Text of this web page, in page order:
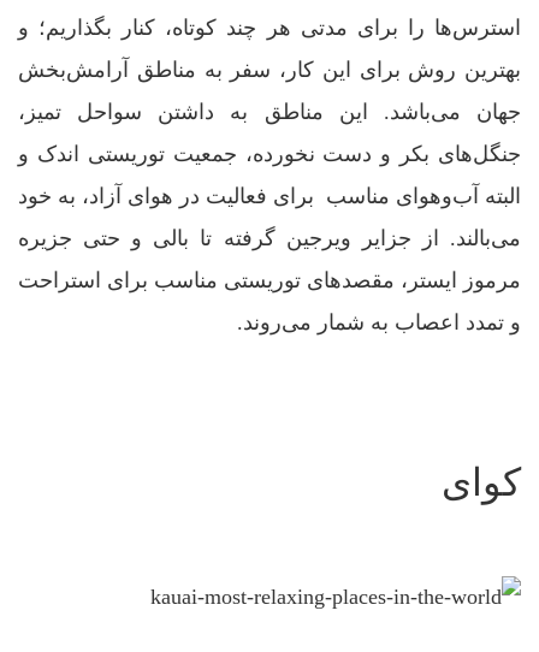
استرس‌ها را برای مدتی هر چند کوتاه، کنار بگذاریم؛ و
بهترین روش برای این کار، سفر به مناطق آرامش‌بخش
جهان می‌باشد. این مناطق به داشتن سواحل تمیز،
جنگل‌های بکر و دست نخورده، جمعیت توریستی اندک و
البته آب‌و‌هوای مناسب برای فعالیت در هوای آزاد، به خود
می‌بالند. از جزایر ویرجین گرفته تا بالی و حتی جزیره
مرموز ایستر، مقصدهای توریستی مناسب برای استراحت
و تمدد اعصاب به شمار می‌روند.
کوای